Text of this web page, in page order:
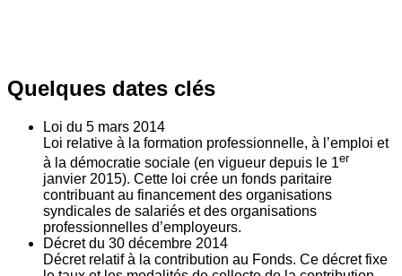
Quelques dates clés
Loi du 5 mars 2014
Loi relative à la formation professionnelle, à l’emploi et
à la démocratie sociale (en vigueur depuis le 1er
janvier 2015). Cette loi crée un fonds paritaire
contribuant au financement des organisations
syndicales de salariés et des organisations
professionnelles d’employeurs.
Décret du 30 décembre 2014
Décret relatif à la contribution au Fonds. Ce décret fixe